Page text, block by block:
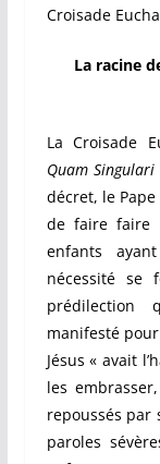
Croisade
La racine
La Croisade
Quam Singulari
décret, le
de faire faire
enfants
nécessité se
prédilection
manifesté
Jésus « avait
les
repoussés par
paroles